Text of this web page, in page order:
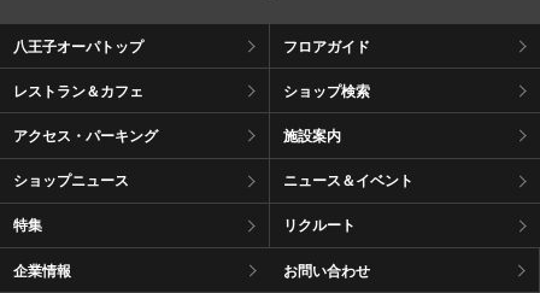
八王子オーパトップ フロアガイド
レストラン＆カフェ ショップ検索
アクセス・パーキング 施設案内
ショップニュース ニュース＆イベント
特集 リクルート
企業情報 お問い合わせ